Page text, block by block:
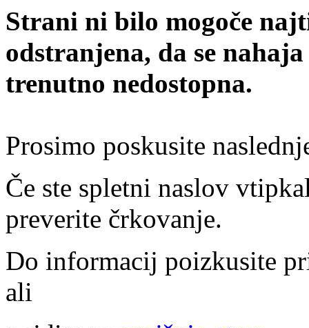
Strani ni bilo mogoče
odstranjena, da se
trenutno nedostopna.
Prosimo poskusite
Če ste spletni naslov
preverite črkovanje.
Do informacij poizkusite
ali